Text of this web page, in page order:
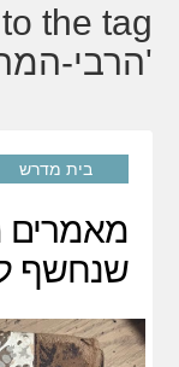
the tag
'הרבי-
בית מדרש
מאמרים
שנחשף